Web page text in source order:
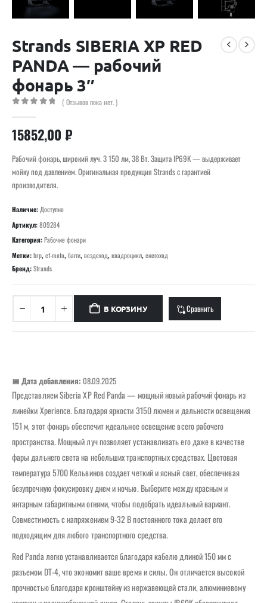
Strands SIBERIA XP RED
PANDA — рабочий
фонарь 3″
( Отзывов пока нет. )
15852,00 ₽
Рабочий фонарь, широкий луч. 3 150 лм, 38 Вт. Защита IP69K — выдерживает
мойку под давлением. Оригинальная продукция Strands с гарантией
производителя.
Наличие: Доступно
Артикул:809284
Категория:Рабочие фонари
Метки:brp,cf-moto,багги,вездеход,квадроцикл,снегоход
Бренд:Strands
В КОРЗИНУ Сравнить
📅 Дата добавления: 08.09.2025
Представляем Siberia XP Red Panda — мощный новый рабочий фонарь из
линейки Xperience. Благодаря яркости 3150 люмен и дальности освещения
151 м, этот фонарь обеспечит идеальное освещение всего рабочего
пространства. Мощный луч позволяет устанавливать его даже в качестве
фары дальнего света на небольших транспортных средствах. Цветовая
температура 5700 Кельвинов создает четкий и ясный свет, обеспечивая
безупречную фокусировку днем ​​и ночью. Выберите между красным и
янтарным габаритными огнями, чтобы подобрать идеальный вариант.
Совместимость с напряжением 9-32 В постоянного тока делает его
подходящим для любого транспортного средства.
Red Panda легко устанавливается благодаря кабелю длиной 150 мм с
разъемом DT-4, что экономит ваше время и силы. Он отличается высокой
прочностью благодаря кронштейну из нержавеющей стали, алюминиевому